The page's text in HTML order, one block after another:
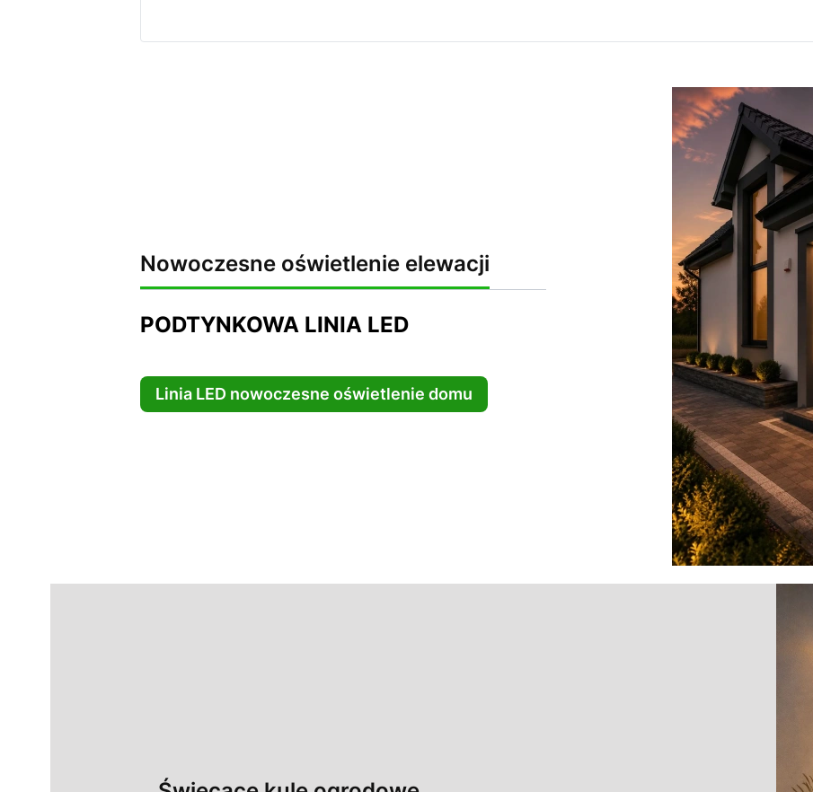
Nowoczesne oświetlenie elewacji
PODTYNKOWA LINIA LED
Linia LED nowoczesne oświetlenie domu